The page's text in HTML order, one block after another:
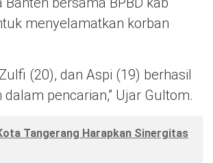
menyelamatkan korban
(20), dan Aspi (19) berhasil
pencarian,” Ujar Gultom.
Tangerang Harapkan Sinergitas